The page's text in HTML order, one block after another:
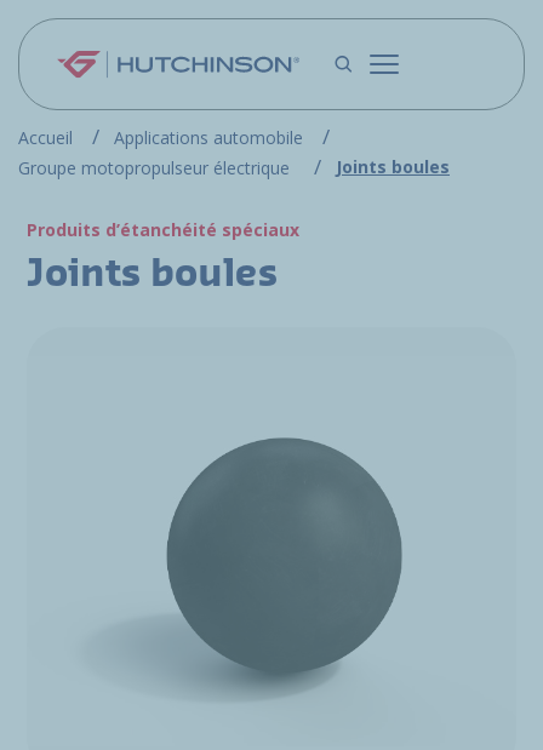
Aller au contenu principal
Accueil
Applications automobile
Groupe motopropulseur électrique
Joints boules
Produits d’étanchéité spéciaux
Joints boules